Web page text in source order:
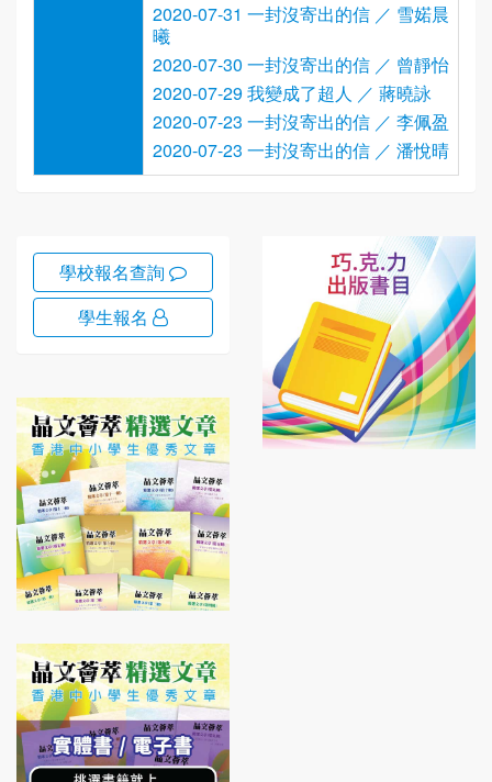
2020-07-31 一封沒寄出的信 ／ 雪婼晨
曦
2020-07-30 一封沒寄出的信 ／ 曾靜怡
2020-07-29 我變成了超人 ／ 蔣曉詠
2020-07-23 一封沒寄出的信 ／ 李佩盈
2020-07-23 一封沒寄出的信 ／ 潘悅晴
學校報名查詢
學生報名